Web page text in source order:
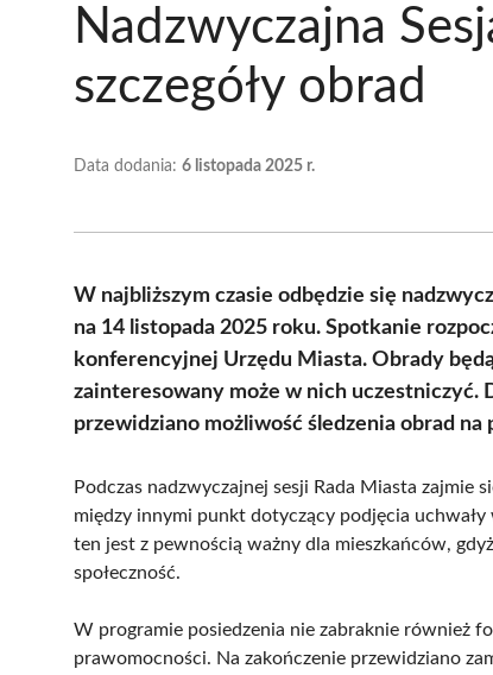
Nadzwyczajna
szczegóły obrad
Data dodania: 6 listopada 2025 r.
W najbliższym czasie odbędzie się
na 14 listopada 2025 roku. Spotkanie
konferencyjnej Urzędu Miasta. Obrady
zainteresowany może w nich
przewidziano możliwość śledzenia obrad
Podczas nadzwyczajnej sesji Rada Miasta
między innymi punkt dotyczący podjęcia
ten jest z pewnością ważny dla mieszkańców,
społeczność.
W programie posiedzenia nie zabraknie również
prawomocności. Na zakończenie przewidziano